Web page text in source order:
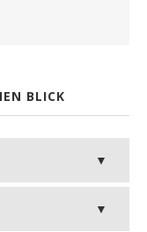
BLICK